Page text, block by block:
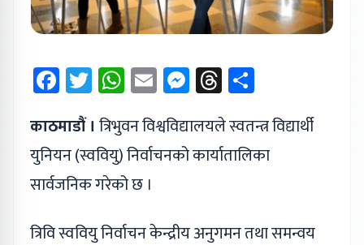
Facebook
Twitter
WhatsApp
EmailMessenger
Threads
काठमाडौं । त्रिभुवन विश्वविद्यालयले स्वतन्त्र विद्यार्थी
युनियन (स्ववियु) निर्वाचनको कार्यातालिका
सार्वजनिक गरेको छ ।
त्रिवि स्ववियु निर्वाचन केन्द्रीय अनुगमन तथा समन्वय